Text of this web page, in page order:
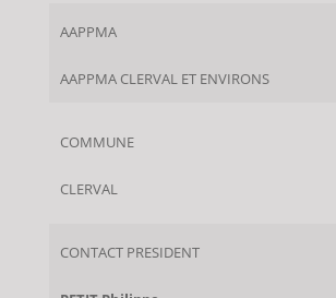
AAPPMA
AAPPMA CLERVAL ET ENVIRONS
COMMUNE
CLERVAL
CONTACT PRESIDENT